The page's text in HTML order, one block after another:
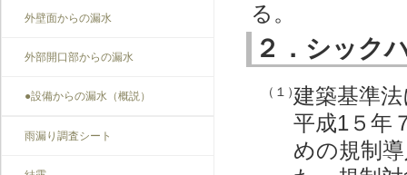
外壁面からの漏水
外部開口部からの漏水
●設備からの漏水（概説）
雨漏り調査シート
る。
２．シック
（１）建築基準
平成1５年
めの規制